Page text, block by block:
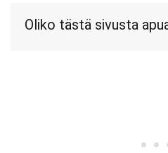
Oliko tästä sivusta